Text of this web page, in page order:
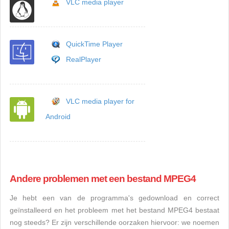
VLC media player
QuickTime Player
RealPlayer
VLC media player for
Android
Andere problemen met een bestand MPEG4
Je hebt een van de programma's gedownload en correct
geïnstalleerd en het probleem met het bestand MPEG4 bestaat
nog steeds? Er zijn verschillende oorzaken hiervoor: we noemen